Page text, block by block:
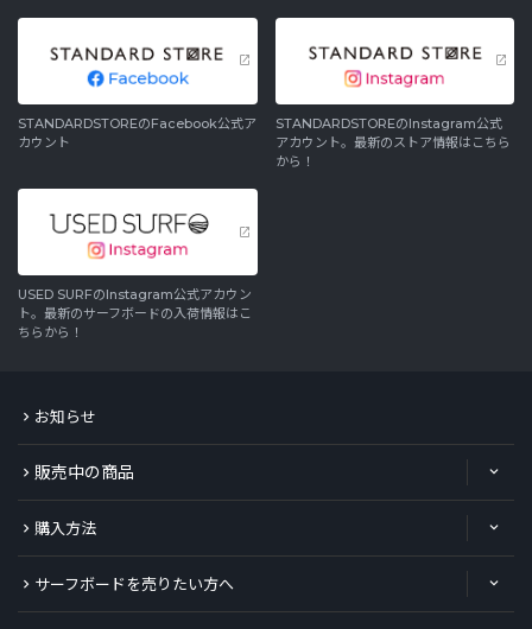
STANDARDSTOREのFacebook公式ア
カウント
STANDARDSTOREのInstagram公式
アカウント。最新のストア情報はこちら
から！
USED SURFのInstagram公式アカウン
ト。最新のサーフボードの入荷情報はこ
ちらから！
お知らせ
販売中の商品
購入方法
サーフボードを売りたい方へ